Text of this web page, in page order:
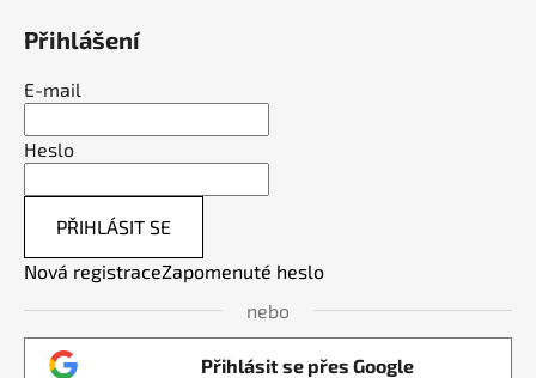
Přihlášení
E-mail
Heslo
PŘIHLÁSIT SE
Nová registraceZapomenuté heslo
nebo
Přihlásit se přes Google